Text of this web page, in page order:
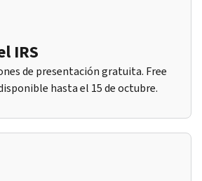
IRS
de presentación gratuita. Free
hasta el 15 de octubre.